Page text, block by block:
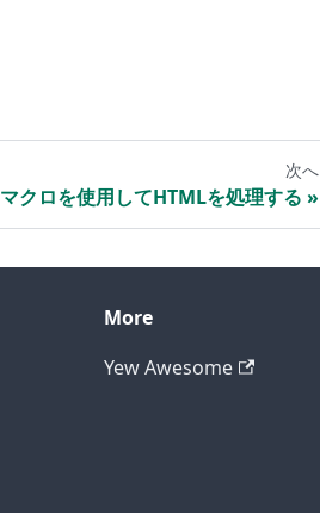
次へ
クロを使用してHTMLを処理する
More
Yew Awesome